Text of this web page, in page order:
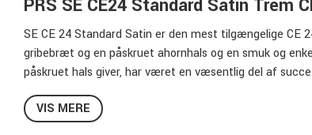
PRS SE CE24 Standard Satin Trem
SE CE 24 Standard Satin er den mest tilgængelige CE
gribebræt og en påskruet ahornhals og en smuk og
påskruet hals giver, har været en væsentlig del af
tradition videre i PRS' unikke spin på en klassiker.
85/15 "S" pickupperne byder på udvidet diskant og
VIS MERE